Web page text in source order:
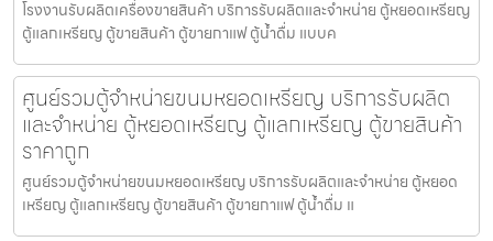
โรงงานรับผลิตเครื่องขายสินค้า บริการรับผลิตและจำหน่าย ตู้หยอดเหรียญ
ตู้แลกเหรียญ ตู้ขายสินค้า ตู้ขายกาแฟ ตู้น้ำดื่ม แบบค
ศูนย์รวมตู้จำหน่ายขนมหยอดเหรียญ​ บริการรับผลิต
และจำหน่าย ตู้หยอดเหรียญ ตู้แลกเหรียญ ตู้ขายสินค้า
ราคาถูก
ศูนย์รวมตู้จำหน่ายขนมหยอดเหรียญ​ บริการรับผลิตและจำหน่าย ตู้หยอด
เหรียญ ตู้แลกเหรียญ ตู้ขายสินค้า ตู้ขายกาแฟ ตู้น้ำดื่ม แ